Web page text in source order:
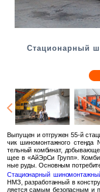
Стационарный
Вы­пу­щен и от­гру­жен 55-й
чик ши­но­мон­таж­но­го стен­да
тель­ный ком­би­нат,
щее в «Ай­Эр­Си Групп».
ные руды. Ос­нов­ным
Ста­ци­о­нар­ный
НМЗ, раз­ра­бо­тан­ный в
ля­ет­ся самым без­опас­ным и